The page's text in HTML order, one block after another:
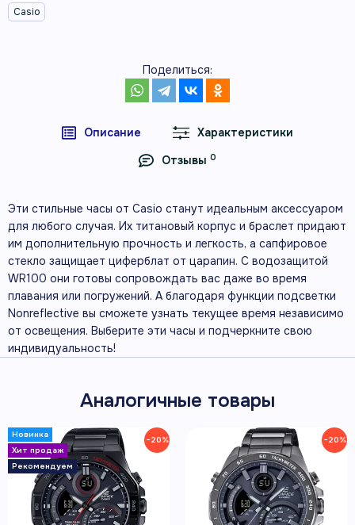
Casio
Поделиться:
Описание
Характеристики
Отзывы 0
Эти стильные часы от Casio станут идеальным аксессуаром
для любого случая. Их титановый корпус и браслет придают
им дополнительную прочность и легкость, а сапфировое
стекло защищает циферблат от царапин. С водозащитой
WR100 они готовы сопровождать вас даже во время
плавания или погружений. А благодаря функции подсветки
Nonreflective вы сможете узнать текущее время независимо
от освещения. Выберите эти часы и подчеркните свою
индивидуальность!
Аналогичные товары
−20% −20%